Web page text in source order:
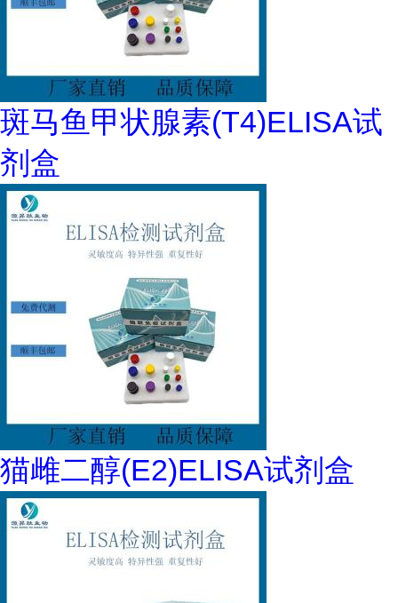
斑马鱼甲状腺素(T4)ELISA试
剂盒
猫雌二醇(E2)ELISA试剂盒